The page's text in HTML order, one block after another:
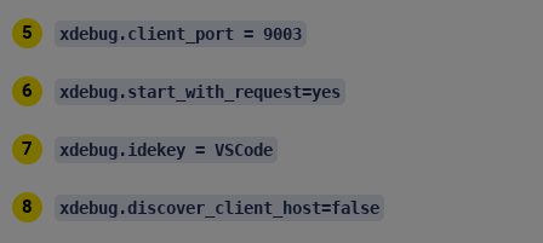
xdebug.client_port = 9003
xdebug.start_with_request=yes
xdebug.idekey = VSCode
xdebug.discover_client_host=false